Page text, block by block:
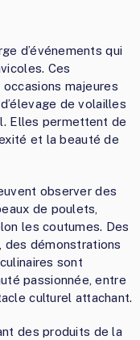
d’événements qui
Ces
majeures
de volailles
Elles permettent de
et la beauté de
observer des
de poulets,
les coutumes. Des
des démonstrations
sont
passionnée, entre
culturel attachant.
des produits de la